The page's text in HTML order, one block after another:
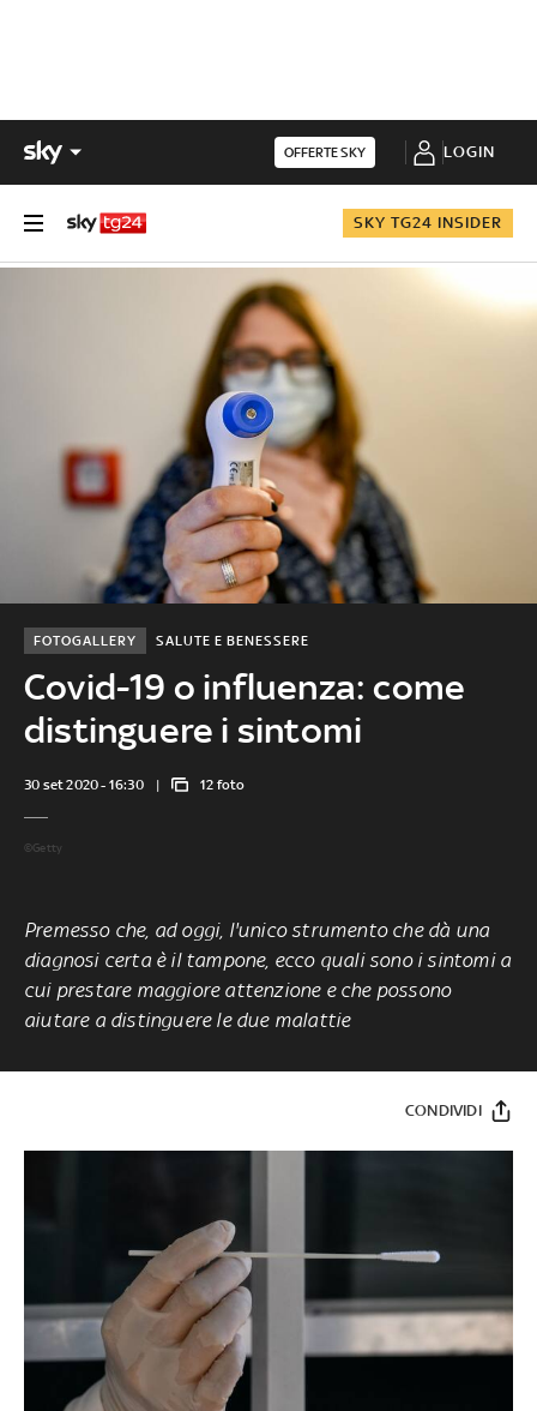
OFFERTE SKY LOGIN
SKY TG24 INSIDER
Covid-19 o influenza: come
distinguere i sintomi
SALUTE E BENESSERE
FOTOGALLERY
30 set 2020 - 16:30 12 foto
©Getty
Premesso che, ad oggi, l'unico strumento che dà una
diagnosi certa è il tampone, ecco quali sono i sintomi a
cui prestare maggiore attenzione e che possono
aiutare a distinguere le due malattie
CONDIVIDI